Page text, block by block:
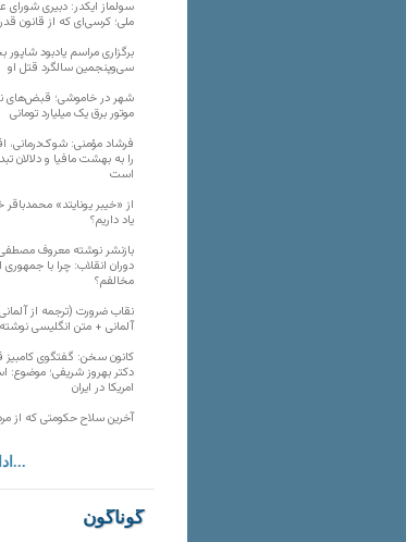
سولماز ایکدر: دبیری شورای
ملی؛ کرسی‌ای که از قانون
برگزاری مراسم یادبود شاپور
سی‌وپنجمین سالگرد قتل او
شهر در خاموشی؛ قبض‌های
موتور برق یک میلیارد تومانی
فرشاد مؤمنی: شوک‌درمانی،
را به بهشت مافیا و دلالان
است
از «خیبر یونایتد» محمدباقر
یاد داریم؟
بازنشر نوشته معروف
دوران انقلاب: چرا با
مخالفم؟
نقاب ضرورت (ترجمه از
آلمانی + متن انگلیسی نوشته
کانون سخن: گفتگوی کامبیز
دکتر بهروز شریفی؛ موضوع:
امریکا در ایران
آخرین سلاح حکومتی که از
ادامه مطالب...
گوناگون